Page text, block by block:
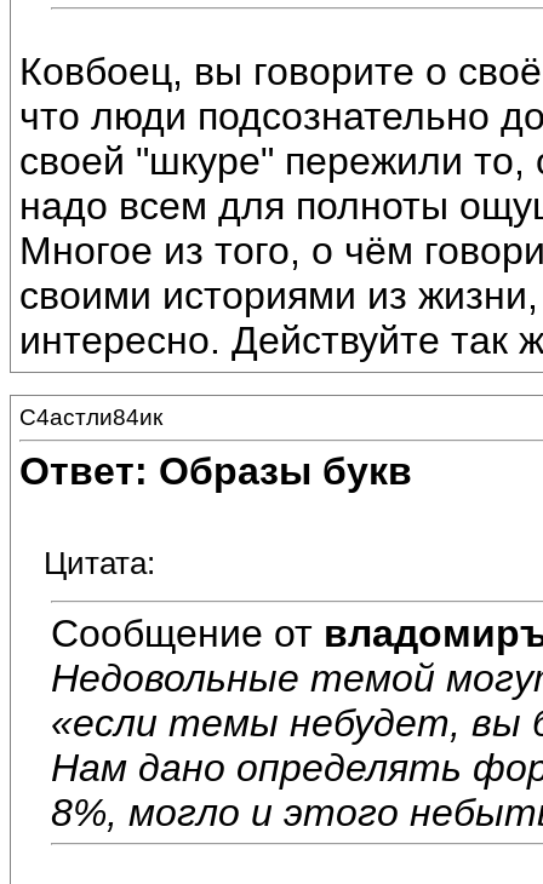
Ковбоец, вы говорите о
что люди подсознательно
своей "шкуре" пережили то,
надо всем для полноты
Многое из того, о чём
своими историями из
интересно. Действуйте так
С4астли84ик
Ответ: Образы букв
Цитата:
Сообщение от
Недовольные темой
«если темы небудет, вы
Нам дано определять
8%, могло и этого